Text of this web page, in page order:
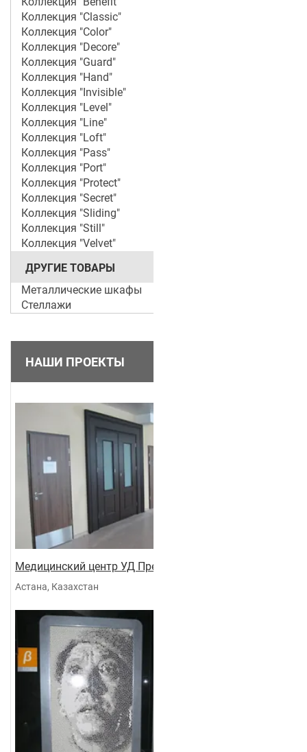
Коллекция "Classic"
Коллекция "Color"
Коллекция "Decore"
Коллекция "Guard"
Коллекция "Hand"
Коллекция "Invisible"
Коллекция "Level"
Коллекция "Line"
Коллекция "Loft"
Коллекция "Pass"
Коллекция "Port"
Коллекция "Protect"
Коллекция "Secret"
Коллекция "Sliding"
Коллекция "Still"
Коллекция "Velvet"
ДРУГИЕ ТОВАРЫ
Металлические шкафы
Стеллажи
НАШИ ПРОЕКТЫ
Медицинский центр УД Президента
Астана, Казахстан